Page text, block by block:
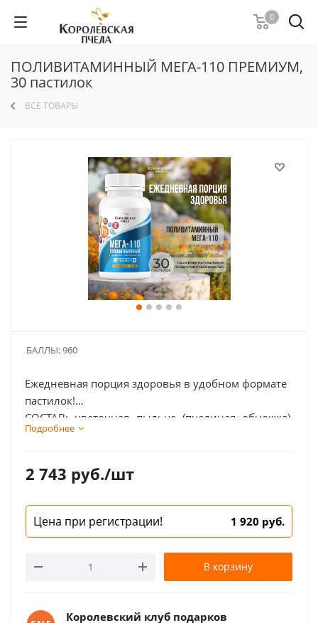
0
ПОЛИВИТАМИННЫЙ МЕГА-110 ПРЕМИУМ,
30 пастилок
ВСЕ ТОВАРЫ
БАЛЛЫ:960
Ежедневная порция здоровья в удобном формате
пастилок!
СОСТАВ: цветочная пыльца (пчелиная обножка),
перга, клюква, брусника, рябина, шиповник,
хитозан (экстракт подмора пчелиного),
антислеживающие агенты: диоксид кремния
коллоидный (аэросил), магния стеарат.
Подробнее
2 743 руб./шт
Цена при регистрации! 1 920 руб.
В корзину
Королевский клуб подарков